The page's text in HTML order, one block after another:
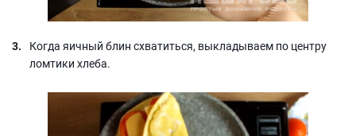
Когда яичный блин схватиться, выкладываем по центру
ломтики хлеба.